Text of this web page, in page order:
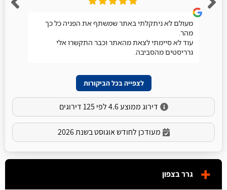
מעולם לא ניתקלתי באתר שמשתף את הפניה כל כך
מהר.
עוד לא סיימתי לצאת מהאתר וכבר התקשרו אלי
גרריסטים מהסביבה.
לצפייה בכל הביקורות
דירוג ממוצע 4.6 לפי 125 דירוגים
מעודכן לחודש אוגוסט בשנת 2026
גרר בצפון